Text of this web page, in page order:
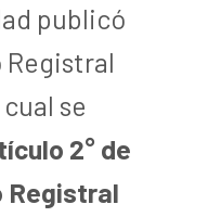
publicó
Registral
se
2° de
Registral